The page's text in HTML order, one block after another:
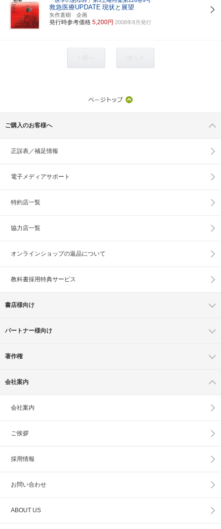
救急医療UPDATE 現状と展望
矢作直樹 企画
発行時参考価格 5,200円 2008年8月発行
ご購入のお客様へ
正誤表／補足情報
電子メディアサポート
特約店一覧
協力店一覧
オンラインショップの返品について
教科書採用特典サービス
書店様向け
パートナー様向け
著作権
会社案内
会社案内
ご挨拶
採用情報
お問い合わせ
ABOUT US